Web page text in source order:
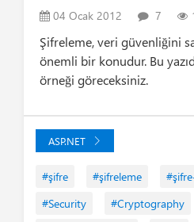
04 Ocak 2012 7
Şifreleme, veri güvenliğini
önemli bir konudur. Bu
örneği göreceksiniz.
ASP.NET
#şifre #şifreleme
#Security
#Cryptography